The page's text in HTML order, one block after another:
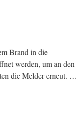
Brand in die
werden, um an den
die Melder erneut. …